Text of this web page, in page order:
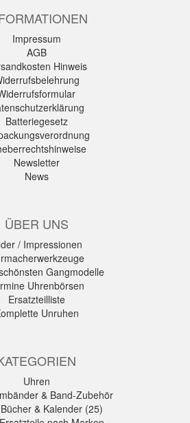
Impressum
AGB
Hinweis
Batteriegesetz
Newsletter
News
ÜBER UNS
/ Impressionen
Gangmodelle
Uhrenbörsen
Ersatzteilliste
Unruhen
Uhren
& Band-Zubehör
& Kalender (25)